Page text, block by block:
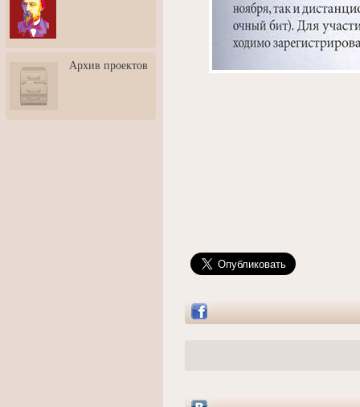
3: Обусловленности
человека и их влияние на
карьеру
скульптором Дмитрием
Тугариновым
АртБульвар в День города
Архив проектов